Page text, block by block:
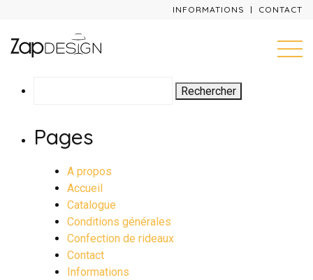
INFORMATIONS CONTACT
Pages
A propos
Accueil
Catalogue
Conditions générales
Confection de rideaux
Contact
Informations